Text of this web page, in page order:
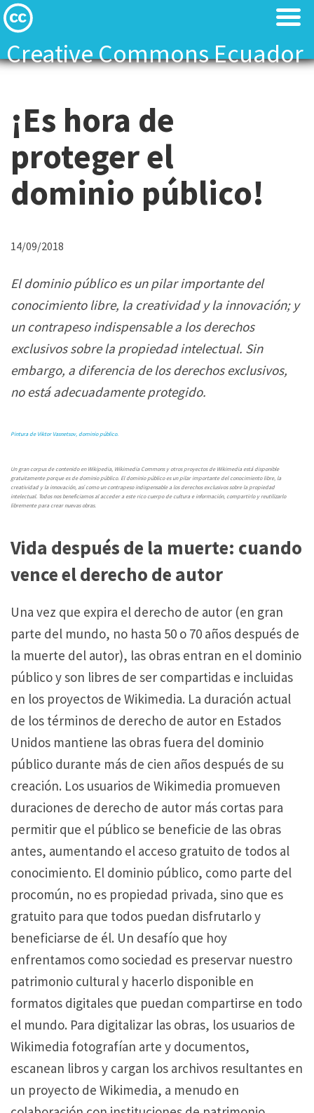
Creative Commons Ecuador
Find Resources
About
Local News
Find Resources
About
Local News
¡Es hora de
proteger el
dominio público!
14/09/2018
El dominio público es un pilar importante del
conocimiento libre, la creatividad y la innovación; y
un contrapeso indispensable a los derechos
exclusivos sobre la propiedad intelectual. Sin
embargo, a diferencia de los derechos exclusivos,
no está adecuadamente protegido.
Pinturade Viktor Vasnetsov, dominio público.
Un gran corpus de contenido en Wikipedia, Wikimedia Commons y otros proyectos de Wikimedia está disponible
gratuitamente porque es de dominio público. El dominio público es un pilar importante del conocimiento libre, la
creatividad y la innovación, así como un contrapeso indispensable a los derechos exclusivos sobre la propiedad
intelectual. Todos nos beneficiamos al acceder a este rico cuerpo de cultura e información, compartirlo y reutilizarlo
libremente para crear nuevas obras.
Vida después de la muerte: cuando
vence el derecho de autor
Una vez que expira el derecho de autor (en gran
parte del mundo, no hasta 50 o 70 años después de
la muerte del autor), las obras entran en el dominio
público y son libres de ser compartidas e incluidas
en los proyectos de Wikimedia. La duración actual
de los términos de derecho de autor en Estados
Unidos mantiene las obras fuera del dominio
público durante más de cien años después de su
creación. Los usuarios de Wikimedia promueven
duraciones de derecho de autor más cortas para
permitir que el público se beneficie de las obras
antes, aumentando el acceso gratuito de todos al
conocimiento. El dominio público, como parte del
procomún, no es propiedad privada, sino que es
gratuito para que todos puedan disfrutarlo y
beneficiarse de él. Un desafío que hoy
enfrentamos como sociedad es preservar nuestro
patrimonio cultural y hacerlo disponible en
formatos digitales que puedan compartirse en todo
el mundo. Para digitalizar las obras, los usuarios de
Wikimedia fotografían arte y documentos,
escanean libros y cargan los archivos resultantes en
un proyecto de Wikimedia, a menudo en